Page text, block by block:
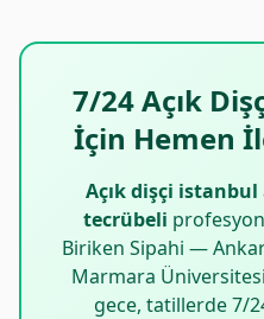
7/24 Açık
İçin Hemen
Açık dişçi istanbul
tecrübeli
Biriken Sipahi —
Marmara
gece, tatillerde 7/